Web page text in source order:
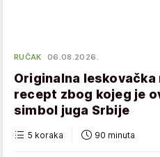
RUČAK 06.08.2026.
Originalna
recept zbog kojeg je
simbol juga Srbije
5 koraka 90 minuta